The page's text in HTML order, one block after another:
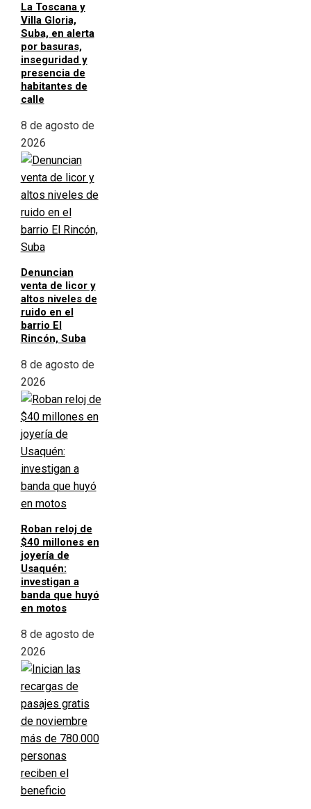
La Toscana y
Villa Gloria,
Suba, en alerta
por basuras,
inseguridad y
presencia de
habitantes de
calle
8 de agosto de
2026
Denuncian
venta de licor y
altos niveles de
ruido en el
barrio El
Rincón, Suba
8 de agosto de
2026
Roban reloj de
$40 millones en
joyería de
Usaquén:
investigan a
banda que huyó
en motos
8 de agosto de
2026